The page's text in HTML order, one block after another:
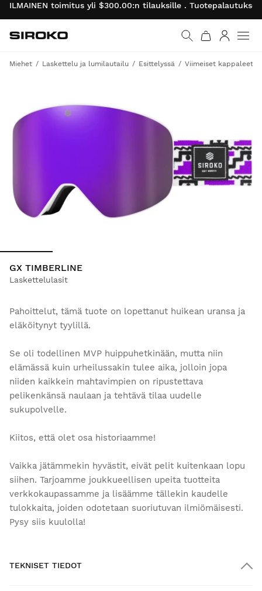
ILMAINEN toimitus yli $300.00:n tilauksille .
Palaa aloitussivulle
Siroko.com
Miehet Laskettelu ja lumilautailu Esittelyssä Viimeiset kappaleet
GX TIMBERLINE
Laskettelulasit
Pahoittelut, tämä tuote on lopettanut huikean uransa ja
eläköitynyt tyylillä.
Se oli todellinen MVP huippuhetkinään, mutta niin
elämässä kuin urheilussakin tulee aika, jolloin jopa
niiden kaikkein mahtavimpien on ripustettava
pelikenkänsä naulaan ja tehtävä tilaa uudelle
sukupolvelle.
Kiitos, että olet osa historiaamme!
Vaikka jätämmekin hyvästit, eivät pelit kuitenkaan lopu
siihen. Tarjoamme joukkueellisen upeita tuotteita
verkkokaupassamme ja lisäämme tällekin kaudelle
tulokkaita, joiden odotetaan suoriutuvan ilmiömäisesti.
Pysy siis kuulolla!
TEKNISET TIEDOT